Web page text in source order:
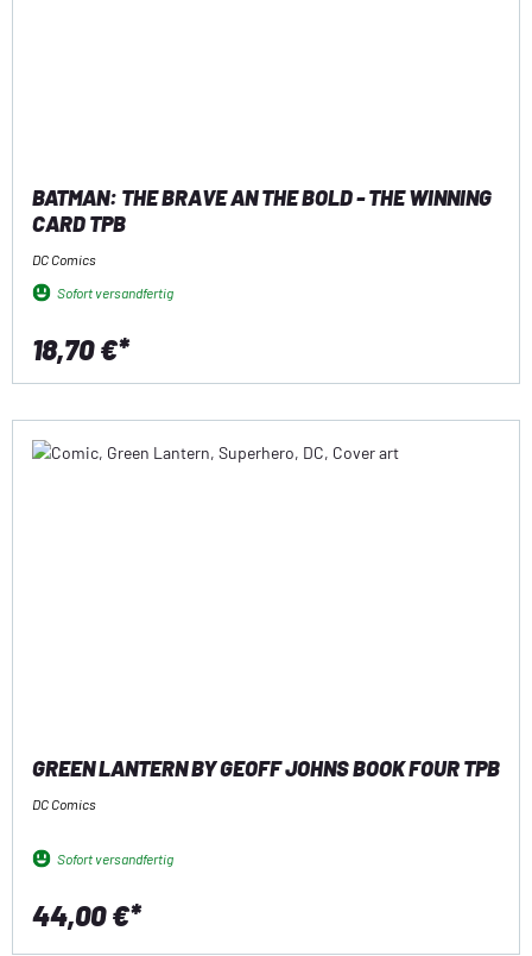
BATMAN: THE BRAVE AN THE BOLD - THE WINNING
CARD TPB
DC Comics
Sofort versandfertig
18,70 €*
GREEN LANTERN BY GEOFF JOHNS BOOK FOUR TPB
DC Comics
Sofort versandfertig
44,00 €*